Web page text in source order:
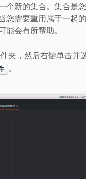
个新的集合。集合是
您需要重用属于一起
会有所帮助。
夹，然后右键单击并
。